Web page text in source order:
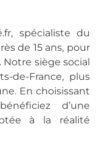
, spécialiste du
de 15 ans, pour
siège social
de-France, plus
. En choisissant
d’une
à la réalité